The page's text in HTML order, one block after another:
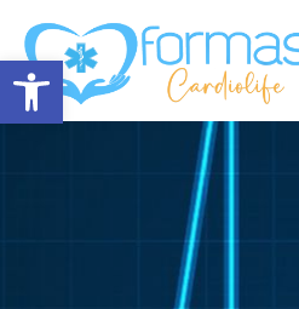
Abrir barra de herramientas